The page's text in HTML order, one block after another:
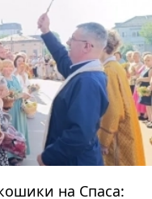
на Спаса: